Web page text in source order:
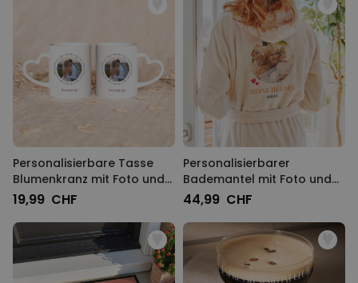
Personalisierbare Tasse
Blumenkranz mit Foto und
Text
19,99 CHF
Personalisierbarer
Bademantel mit Foto und
Namen
44,99 CHF